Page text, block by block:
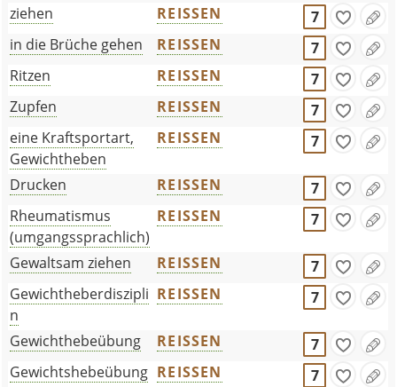
ziehen
REISSEN
7
in die Brüche gehen
REISSEN
7
Ritzen
REISSEN
7
Zupfen
REISSEN
7
eine Kraftsportart,
Gewichtheben
REISSEN 7
Drucken REISSEN
7
Rheumatismus
(umgangssprachlich)
REISSEN 7
Gewaltsam ziehen REISSEN
7
Gewichtheberdiszipli
n
REISSEN 7
Gewichthebeübung REISSEN
7
Gewichtshebeübung REISSEN
7